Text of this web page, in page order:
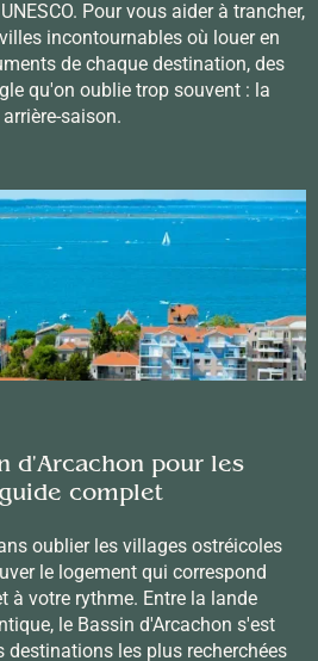
Pour vous aider à trancher,
incontournables où louer en
de chaque destination, des
qu'on oublie trop souvent : la
saison.
d'Arcachon pour les
complet
oublier les villages ostréicoles
le logement qui correspond
à votre rythme. Entre la lande
le Bassin d'Arcachon s'est
destinations les plus recherchées